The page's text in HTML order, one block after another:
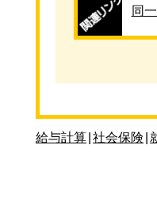
同
給与計算 社会保険